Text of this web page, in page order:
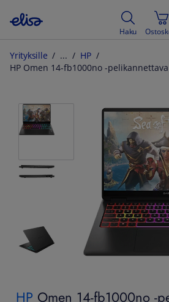
Haku
Yrityksille
HP
HP Omen 14-fb1000no -pelikannettava
HP Omen 14-fb1000no -